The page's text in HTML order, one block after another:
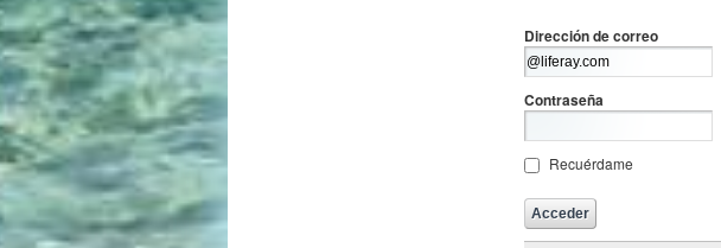
Dirección de correo
Contraseña
Recuérdame